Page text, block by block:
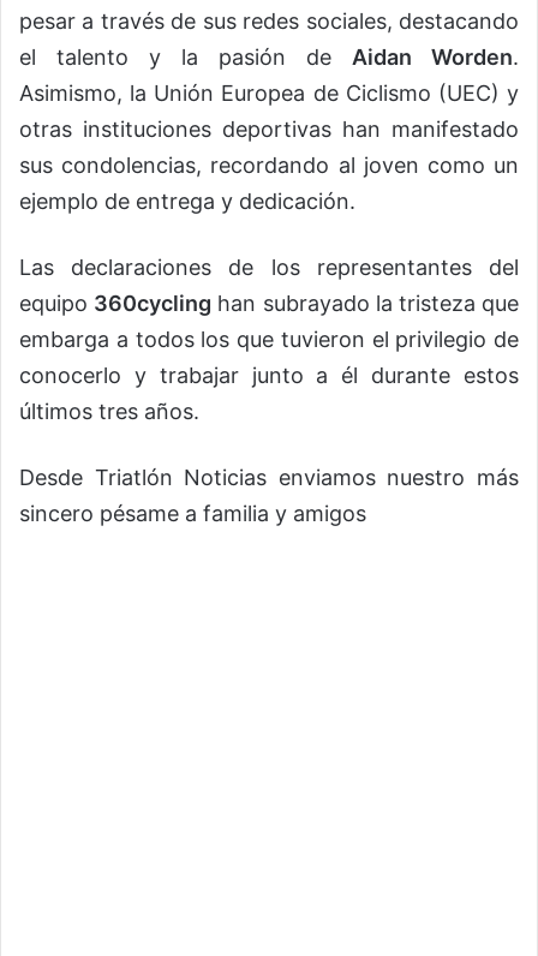
pesar a través de sus redes sociales, destacando
el talento y la pasión de Aidan Worden.
Asimismo, la Unión Europea de Ciclismo (UEC) y
otras instituciones deportivas han manifestado
sus condolencias, recordando al joven como un
ejemplo de entrega y dedicación.
Las declaraciones de los representantes del
equipo 360cycling han subrayado la tristeza que
embarga a todos los que tuvieron el privilegio de
conocerlo y trabajar junto a él durante estos
últimos tres años.
Desde Triatlón Noticias enviamos nuestro más
sincero pésame a familia y amigos